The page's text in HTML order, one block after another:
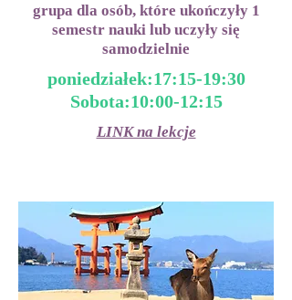
grupa dla osób, które ukończyły 1
semestr nauki lub uczyły się
samodzielnie
poniedziałek:17:15-19:30
Sobota:10:00-12:15
LINK na lekcje